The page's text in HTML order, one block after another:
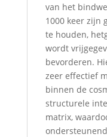
van het
1000 keer zijn
te houden,
wordt
bevorderen.
zeer effectief
binnen de
structurele
matrix,